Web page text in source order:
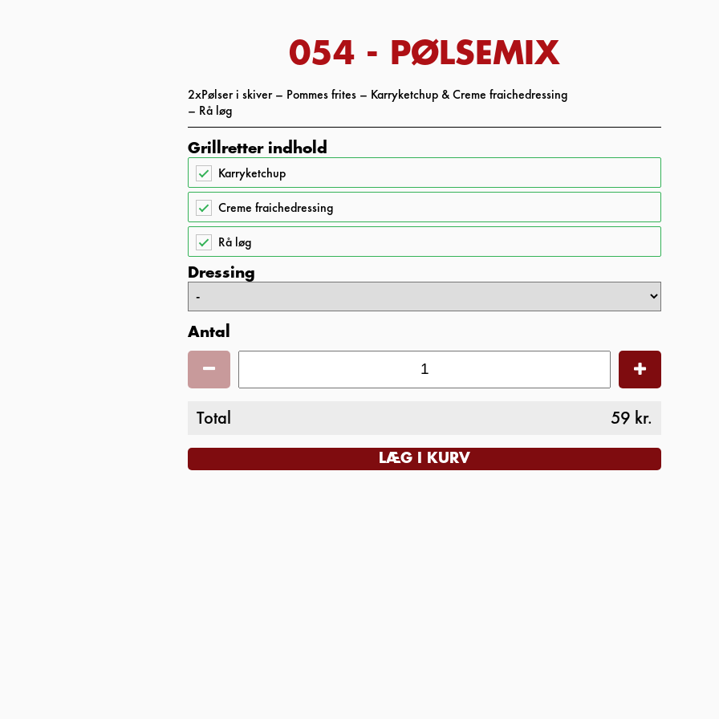
054 - PØLSEMIX
2xPølser i skiver – Pommes frites – Karryketchup & Creme fraichedressing
– Rå løg
Grillretter indhold
Karryketchup
Creme fraichedressing
Rå løg
Dressing
Antal
Total 59 kr.
LÆG I KURV